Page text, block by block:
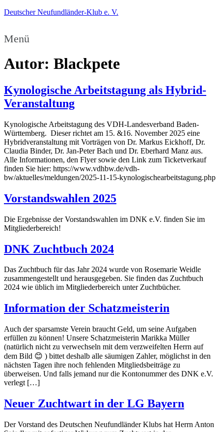
Deutscher Neufundländer-Klub e. V.
Menü
Autor: Blackpete
Kynologische Arbeitstagung als Hybrid-
Veranstaltung
Kynologische Arbeitstagung des VDH-Landesverband Baden-
Württemberg. Dieser richtet am 15. &16. November 2025 eine
Hybridveranstaltung mit Vorträgen von Dr. Markus Eickhoff, Dr.
Claudia Binder, Dr. Jan-Peter Bach und Dr. Eberhard Manz aus.
Alle Informationen, den Flyer sowie den Link zum Ticketverkauf
finden Sie hier: https://www.vdhbw.de/vdh-
bw/aktuelles/meldungen/2025-11-15-kynologischearbeitstagung.php
Vorstandswahlen 2025
Die Ergebnisse der Vorstandswahlen im DNK e.V. finden Sie im
Mitgliederbereich!
DNK Zuchtbuch 2024
Das Zuchtbuch für das Jahr 2024 wurde von Rosemarie Weidle
zusammengestellt und herausgegeben. Sie finden das Zuchtbuch
2024 wie üblich im Mitgliederbereich unter Zuchtbücher.
Information der Schatzmeisterin
Auch der sparsamste Verein braucht Geld, um seine Aufgaben
erfüllen zu können! Unsere Schatzmeisterin Marikka Müller
(natürlich nicht zu verwechseln mit dem verzweifelten Herrn auf
dem Bild 😊 ) bittet deshalb alle säumigen Zahler, möglichst in den
nächsten Tagen ihre noch fehlenden Mitgliedsbeiträge zu
überweisen. Und falls jemand nur die Kontonummer des DNK e.V.
verlegt […]
Neuer Zuchtwart in der LG Bayern
Der Vorstand des Deutschen Neufundländer Klubs hat Herrn Anton